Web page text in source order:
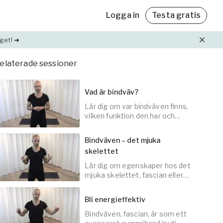
Friskvårdsbidrag
Med Yogobe Flex kan du använda hela
friskvårdsbidraget – till sista kronan!
Läs mer
Friskvårdsbidrag
Med Yogobe Flex kan du använda hela
friskvårdsbidraget – till sista kronan!
Läs mer
Logga in Testa gratis
➜
sessioner
30
Vad är bindväv?
Lär dig om var bindväven finns,
vilken funktion den har och
10
Bindväven – det mjuka
skelettet
Lär dig om egenskaper hos det
mjuka skelettet, fascian eller
Bli energieffektiv
Bindväven, fascian, är som ett